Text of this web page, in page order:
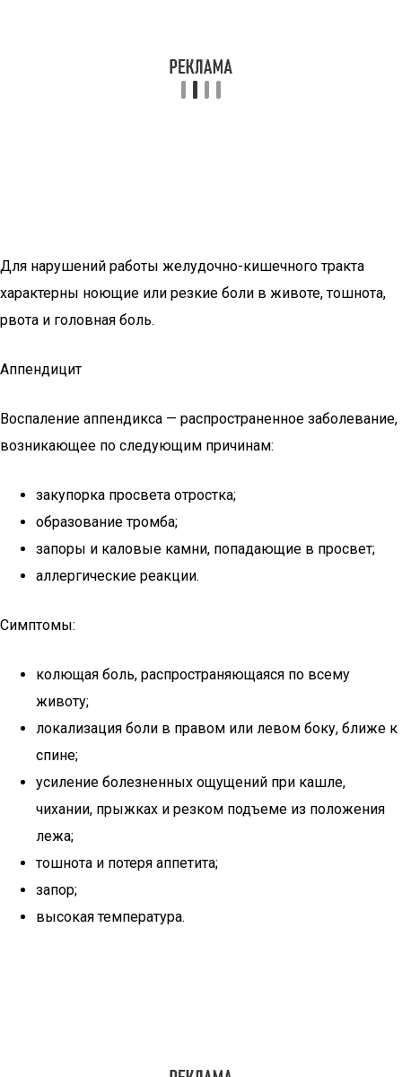
Для нарушений работы желудочно-кишечного тракта
характерны ноющие или резкие боли в животе, тошнота,
рвота и головная боль.
Аппендицит
Воспаление аппендикса — распространенное заболевание,
возникающее по следующим причинам:
закупорка просвета отростка;
образование тромба;
запоры и каловые камни, попадающие в просвет;
аллергические реакции.
Симптомы:
колющая боль, распространяющаяся по всему
животу;
локализация боли в правом или левом боку, ближе к
спине;
усиление болезненных ощущений при кашле,
чихании, прыжках и резком подъеме из положения
лежа;
тошнота и потеря аппетита;
запор;
высокая температура.